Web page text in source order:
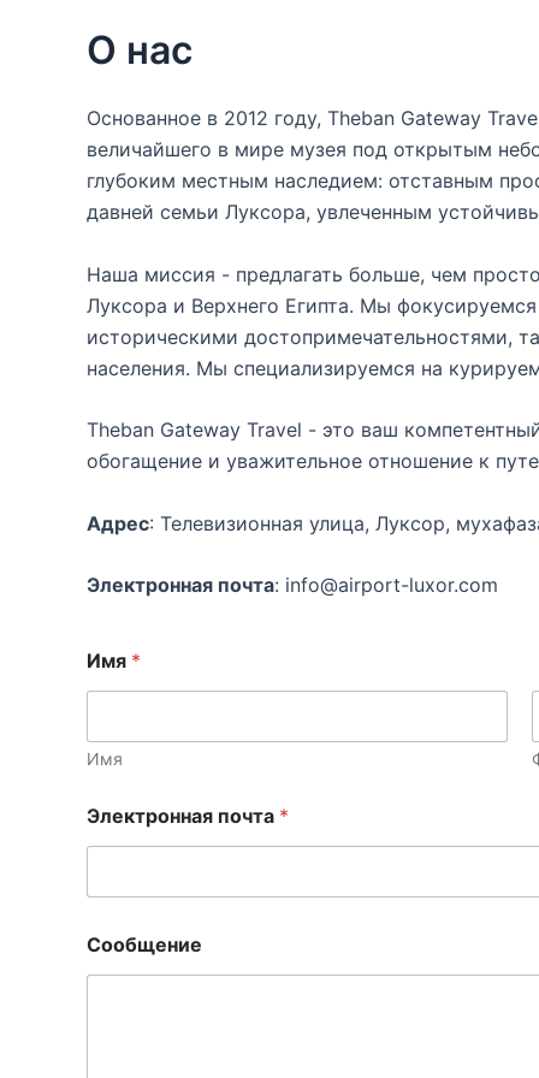
О нас
Основанное в 2012 году, Theban Gateway
величайшего в мире музея под открытым
глубоким местным наследием: отставным
давней семьи Луксора, увлеченным
Наша миссия - предлагать больше, чем
Луксора и Верхнего Египта. Мы
историческими достопримечательностями,
населения. Мы специализируемся на
Theban Gateway Travel - это ваш
обогащение и уважительное отношение к
Адрес: Телевизионная улица, Луксор,
Электронная почта: info@airport-luxor.com
Имя *
Имя
Электронная почта *
о
о
Сообщение